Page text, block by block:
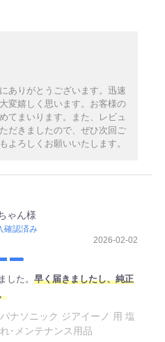
ありがとうございます。迅速
変嬉しく思います。お客様の
てまいります。また、レビュ
だきましたので、ぜひ次回ご
よろしくお願いいたします。
ゃん様
確認済み
2026-02-02
した。 早く届きましたし、純正
ナソニック ジアイーノ 用 塩
･メンテナンス用品